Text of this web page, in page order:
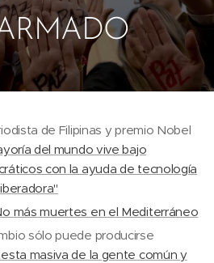
de Filipinas y premio Nobel
del mundo vive bajo
con la ayuda de tecnología
más muertes en el Mediterráneo
sólo puede producirse
masiva de la gente común y